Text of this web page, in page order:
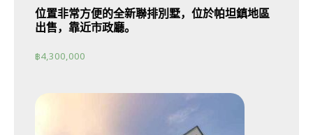
位置非常方便的全新聯排別墅，位於帕坦鎮地區
出售，靠近市政廳。
฿4,300,000